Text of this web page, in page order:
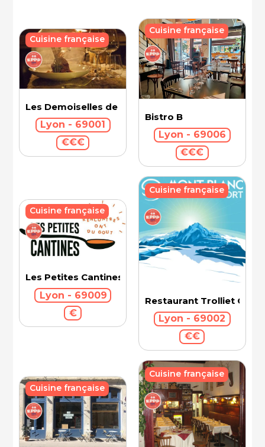
Les Demoiselles de Rochefort
Lyon - 69001
€€€
Cuisine française
Bistro B
Lyon - 69006
€€€
Cuisine française
Les Petites Cantines (Vaise)
Lyon - 69009
€
Cuisine française
Restaurant Trolliet
Lyon - 69002
€€
Cuisine française
Cuisine française
Cuisine française